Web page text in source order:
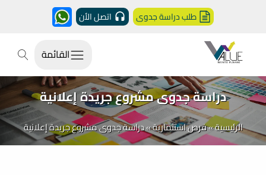
طلب دراسة جدوى اتصل الأن
القائمة
دراسة جدوى مشروع جريدة إعلانية
الرئيسية»فرص استثمارية»دراسة جدوى مشروع جريدة إعلانية